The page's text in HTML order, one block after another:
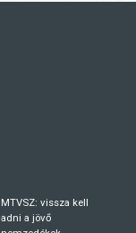
MTVSZ: vissza kell
adni a jövő